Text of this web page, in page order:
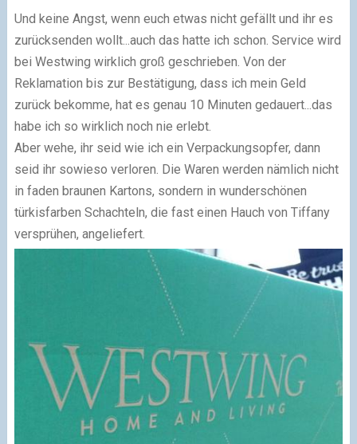
Und keine Angst, wenn euch etwas nicht gefällt und ihr es
zurücksenden wollt...auch das hatte ich schon. Service wird
bei Westwing wirklich groß geschrieben. Von der
Reklamation bis zur Bestätigung, dass ich mein Geld
zurück bekomme, hat es genau 10 Minuten gedauert...das
habe ich so wirklich noch nie erlebt.
Aber wehe, ihr seid wie ich ein Verpackungsopfer, dann
seid ihr sowieso verloren. Die Waren werden nämlich nicht
in faden braunen Kartons, sondern in wunderschönen
türkisfarben Schachteln, die fast einen Hauch von Tiffany
versprühen, angeliefert.